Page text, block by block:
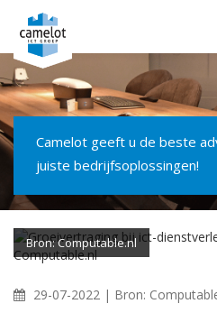
Camelot geeft u de beste
juiste bedrijfsoplossingen!
Bron: Computable.nl
29-07-2022 | Bron: